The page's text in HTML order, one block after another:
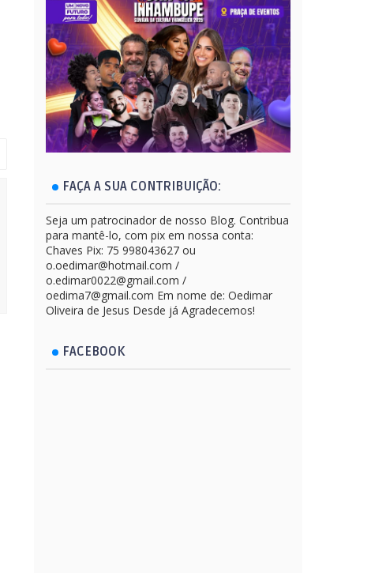
FAÇA A SUA CONTRIBUIÇÃO:
Seja um patrocinador de nosso Blog. Contribua
para mantê-lo, com pix em nossa conta:
Chaves Pix: 75 998043627 ou
o.oedimar@hotmail.com /
o.edimar0022@gmail.com /
oedima7@gmail.com Em nome de: Oedimar
Oliveira de Jesus Desde já Agradecemos!
FACEBOOK